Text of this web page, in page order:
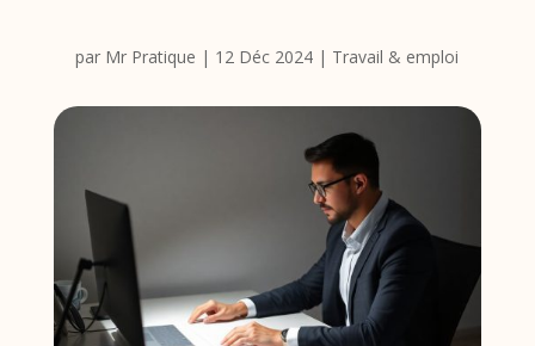
par Mr Pratique | 12 Déc 2024 | Travail & emploi